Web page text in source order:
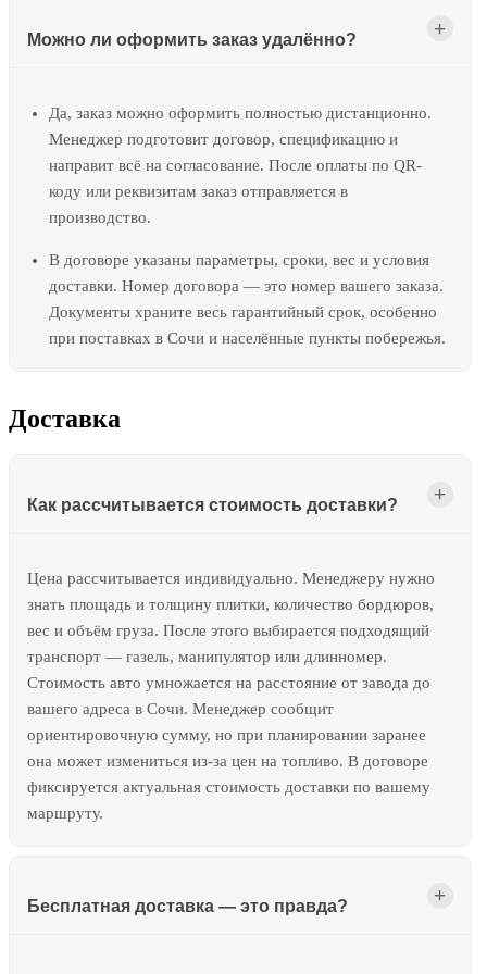
Можно ли оформить заказ удалённо?
Да, заказ можно оформить полностью дистанционно.
Менеджер подготовит договор, спецификацию и
направит всё на согласование. После оплаты по QR-
коду или реквизитам заказ отправляется в
производство.
В договоре указаны параметры, сроки, вес и условия
доставки. Номер договора — это номер вашего заказа.
Документы храните весь гарантийный срок, особенно
при поставках в Сочи и населённые пункты побережья.
Доставка
Как рассчитывается стоимость доставки?
Цена рассчитывается индивидуально. Менеджеру нужно
знать площадь и толщину плитки, количество бордюров,
вес и объём груза. После этого выбирается подходящий
транспорт — газель, манипулятор или длинномер.
Стоимость авто умножается на расстояние от завода до
вашего адреса в Сочи. Менеджер сообщит
ориентировочную сумму, но при планировании заранее
она может измениться из-за цен на топливо. В договоре
фиксируется актуальная стоимость доставки по вашему
маршруту.
Бесплатная доставка — это правда?